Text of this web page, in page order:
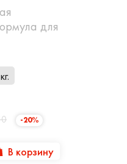
для
-20%
В корзину